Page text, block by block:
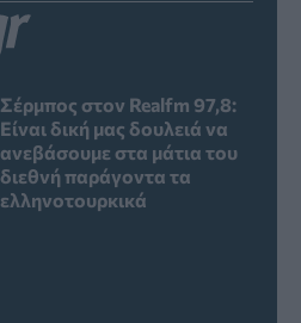
Σέρμπος στον Realfm 97,8:
Είναι δική μας δουλειά να
ανεβάσουμε στα μάτια του
διεθνή παράγοντα τα
ελληνοτουρκικά